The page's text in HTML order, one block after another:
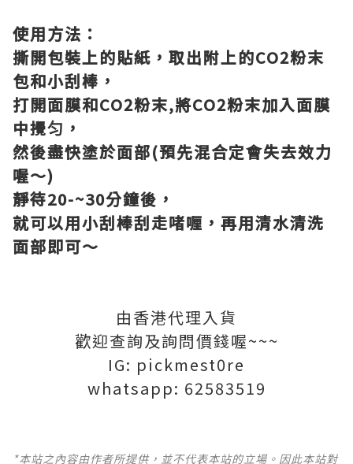
使用方法：
撕開包裝上的貼紙，取出附上的CO2粉末
包和小刮棒，
打開面膜和CO2粉末,將CO2粉末加入面膜
中攪匀，
然後盡快塗於面部(預先混合定會失去效力
喔～)
靜待20-~30分鐘後，
就可以用小刮棒刮走啫喱，再用清水清洗
面部即可～
由香港代理入貨
歡迎查詢及詢問價錢喔~~~
IG: pickmest0re
whatsapp: 62583519
*本站之內容由作者所提供，並不代表本站的立場。因此本站對